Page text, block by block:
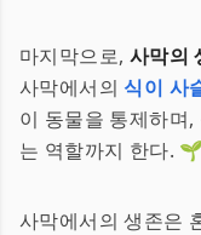
마지막으로, 사막의
사막에서의 식이 사
이 동물을 통제하며
는 역할까지 한다.
사막에서의 생존은